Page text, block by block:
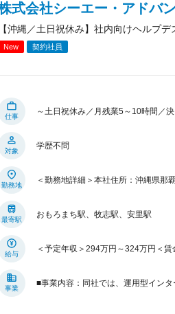
式会社シーエー・アドバ
【沖縄／土日祝休み】社内向けヘルプ
New 契約社員
仕事
～土日祝休み／月残業5～10時間／
対象
学歴不問
勤務地
＜勤務地詳細＞本社住所：沖縄県那
最寄駅
おもろまち駅、牧志駅、安里駅
給与
＜予定年収＞294万円～324万円＜
事業
■事業内容：同社では、運用型イン